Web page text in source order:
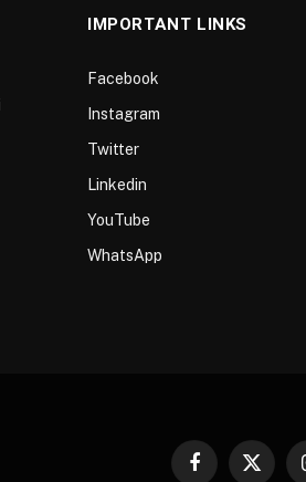
IMPORTANT LINKS
Facebook
Instagram
Twitter
Linkedin
YouTube
WhatsApp
Facebook
X